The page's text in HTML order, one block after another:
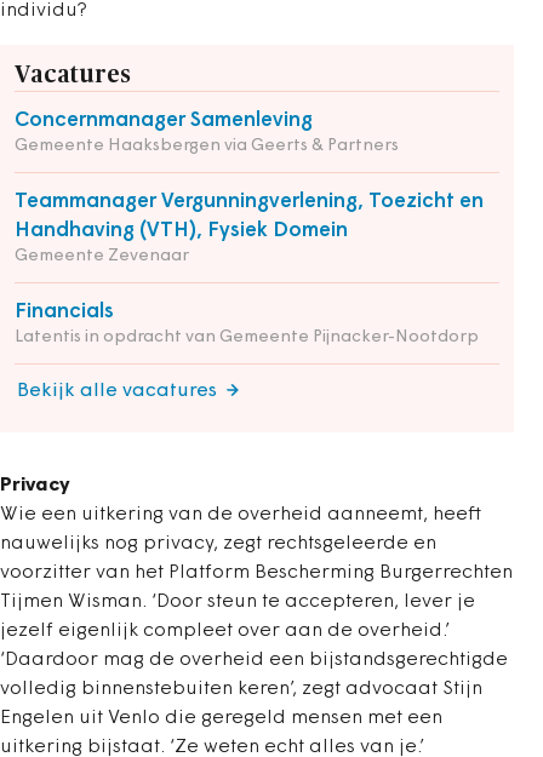
individu?
Vacatures
Concernmanager Samenleving
Gemeente Haaksbergen via Geerts & Partners
Teammanager Vergunningverlening, Toezicht en
Handhaving (VTH), Fysiek Domein
Gemeente Zevenaar
Financials
Latentis in opdracht van Gemeente Pijnacker-Nootdorp
Bekijk alle vacatures
Privacy
Wie een uitkering van de overheid aanneemt, heeft
nauwelijks nog privacy, zegt rechtsgeleerde en
voorzitter van het Platform Bescherming Burgerrechten
Tijmen Wisman. ‘Door steun te accepteren, lever je
jezelf eigenlijk compleet over aan de overheid.’
‘Daardoor mag de overheid een bijstandsgerechtigde
volledig binnenstebuiten keren’, zegt advocaat Stijn
Engelen uit Venlo die geregeld mensen met een
uitkering bijstaat. ‘Ze weten echt alles van je.’